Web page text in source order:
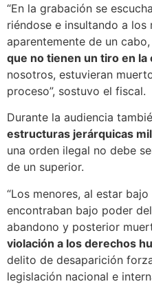
“En la grabación se
riéndose e insultando a los
aparentemente de un cabo,
que no tienen un tiro en la
nosotros, estuvieran
proceso”, sostuvo el fiscal.
Durante la audiencia
estructuras jerárquicas
una orden ilegal no debe
de un superior.
“Los menores, al estar
encontraban bajo poder
abandono y posterior
violación a los derechos
delito de desaparición
legislación nacional e